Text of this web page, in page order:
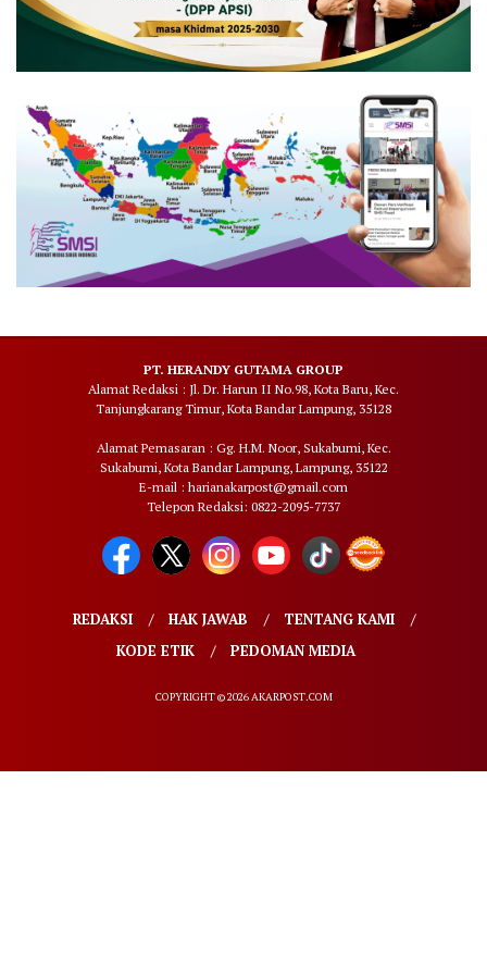
PT. HERANDY GUTAMA GROUP
Alamat Redaksi : Jl. Dr. Harun II No.98, Kota Baru, Kec.
Tanjungkarang Timur, Kota Bandar Lampung, 35128
Alamat Pemasaran : Gg. H.M. Noor, Sukabumi, Kec.
Sukabumi, Kota Bandar Lampung, Lampung, 35122
E-mail : harianakarpost@gmail.com
Telepon Redaksi: 0822-2095-7737
REDAKSI HAK JAWAB
TENTANG KAMI
KODE ETIK
PEDOMAN MEDIA
COPYRIGHT © 2026 AKARPOST.COM